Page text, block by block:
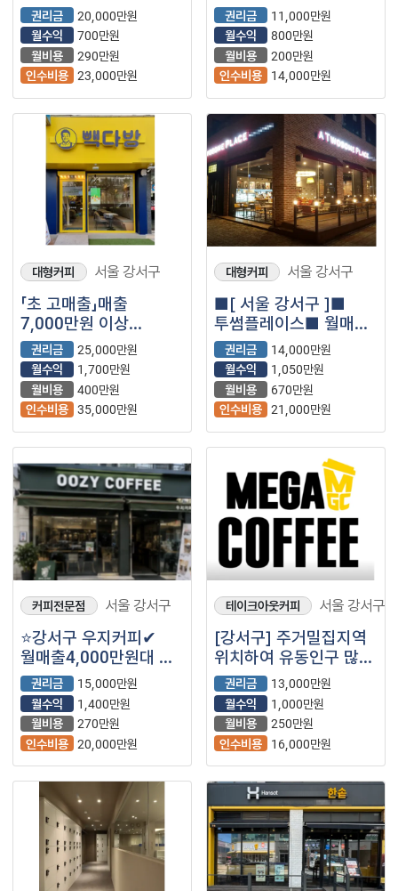
권리금
20,000만원
월수익
700만원
월비용
290만원
인수비용 23,000만원
권리금
11,000만원
월수익
800만원
월비용
200만원
인수비용
14,000만원
대형커피 서울 강서구
「초 고매출」매출
7,000만원 이상
【빽다방】
권리금
25,000만원
월수익
1,700만원
월비용
400만원
인수비용 35,000만원
대형커피 서울 강서구
■[ 서울 강서구 ]■
투썸플레이스■ 월매출
4350만원 나오는매장
나왔습니다.■
권리금
14,000만원
월수익
1,050만원
월비용
670만원
인수비용 21,000만원
커피전문점 서울 강서구
⭐강서구 우지커피✔
월매출4,000만원대 ✔
월수익1,400만원대
권리금
15,000만원
월수익
1,400만원
월비용
270만원
인수비용 20,000만원
테이크아웃커피 서울 강서구
[강서구] 주거밀집지역
위치하여 유동인구 많은
메가커피를
소개합니다!!
권리금
13,000만원
월수익
1,000만원
월비용
250만원
인수비용
16,000만원